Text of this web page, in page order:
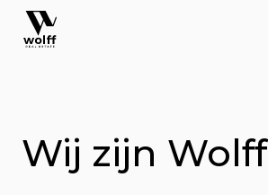
Wij zijn Wolff